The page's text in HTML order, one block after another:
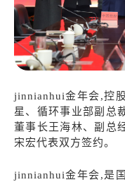
jinnianhui金年会,控
星、循环事业部副总
董事长王海林、副总
宋宏代表双方签约。
jinnianhui金年会,是